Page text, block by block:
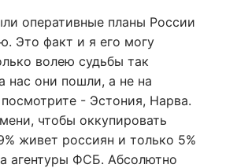
оперативные планы России
Это факт и я его могу
волею судьбы так
нас они пошли, а не на
- Эстония, Нарва.
чтобы оккупировать
живет россиян и только 5%
агентуры ФСБ. Абсолютно